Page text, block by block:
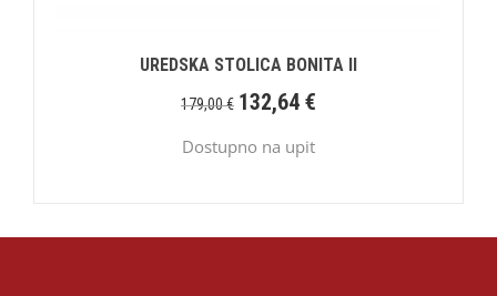
UREDSKA STOLICA BONITA II
179,00€ 132,64 €
Dostupno na upit